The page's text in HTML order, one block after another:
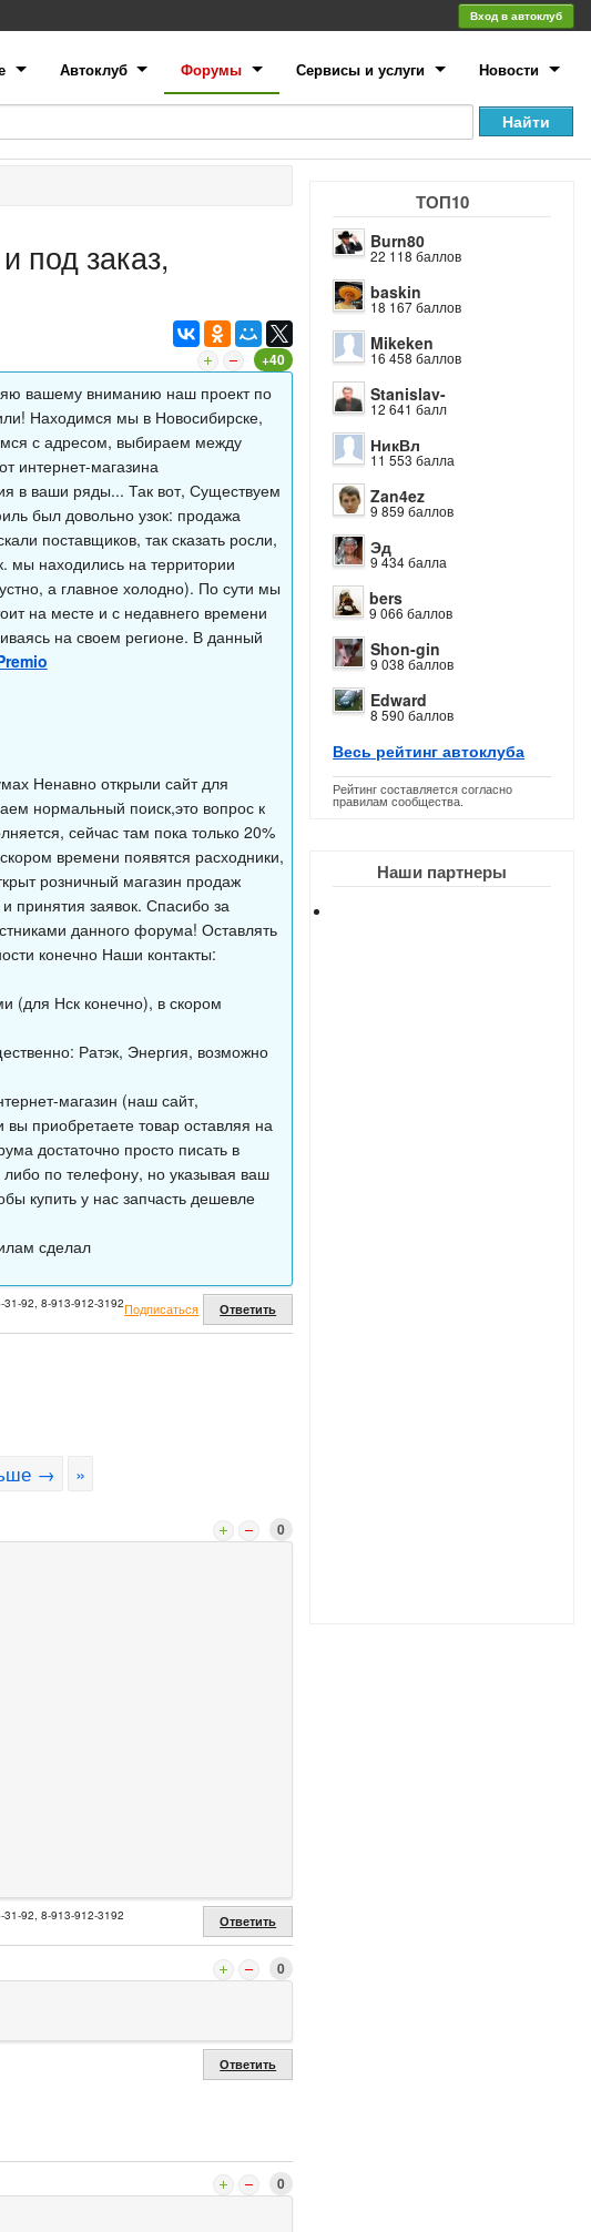
Вход в автоклуб
Автоклуб Форумы Сервисы и услуги Новости
ТОП10
Burn80
22 118 баллов
baskin
18 167 баллов
Mikeken
16 458 баллов
Stanislav-
12 641 балл
НикВл
11 553 балла
Zan4ez
9 859 баллов
Эд
9 434 балла
bers
9 066 баллов
Shon-gin
9 038 баллов
Edward
8 590 баллов
Весь рейтинг автоклуба
Рейтинг составляется согласно
правилам сообщества.
Наши партнеры
под заказ,
+40
вашему вниманию наш проект по
Находимся мы в Новосибирске,
с адресом, выбираем между
интернет-магазина
в ваши ряды... Так вот, Существуем
был довольно узок: продажа
поставщиков, так сказать росли,
мы находились на территории
а главное холодно). По сути мы
на месте и с недавнего времени
на своем регионе. В данный
Ненавно открыли сайт для
нормальный поиск,это вопрос к
сейчас там пока только 20%
времени появятся расходники,
розничный магазин продаж
принятия заявок. Спасибо за
данного форума! Оставлять
конечно Наши контакты:
(для Нск конечно), в скором
Ратэк, Энергия, возможно
магазин (наш сайт,
приобретаете товар оставляя на
достаточно просто писать в
по телефону, но указывая ваш
купить у нас запчасть дешевле
сделал
31-92, 8-913-912-3192Подписаться Ответить
→ »
0
31-92, 8-913-912-3192 Ответить
0
Ответить
0